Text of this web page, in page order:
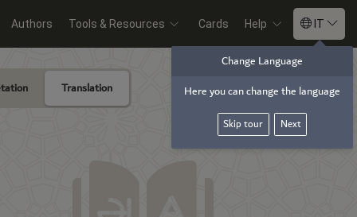
Authors Tools & Resources Cards Help IT
Translation Add translate
Change Language
Here you can change the language
Skip tour Next